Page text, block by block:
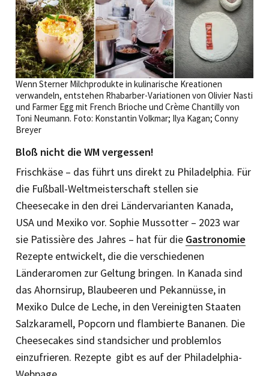
Wenn Sterner Milchprodukte in kulinarische Kreationen
verwandeln, entstehen Rhabarber-Variationen von Olivier Nasti
und Farmer Egg mit French Brioche und Crème Chantilly von
Toni Neumann. Foto: Konstantin Volkmar; Ilya Kagan; Conny
Breyer
Bloß nicht die WM vergessen!
Frischkäse – das führt uns direkt zu Philadelphia. Für
die Fußball-Weltmeisterschaft stellen sie
Cheesecake in den drei Ländervarianten Kanada,
USA und Mexiko vor. Sophie Mussotter – 2023 war
sie Patissière des Jahres – hat für die Gastronomie
Rezepte entwickelt, die die verschiedenen
Länderaromen zur Geltung bringen. In Kanada sind
das Ahornsirup, Blaubeeren und Pekannüsse, in
Mexiko Dulce de Leche, in den Vereinigten Staaten
Salzkaramell, Popcorn und flambierte Bananen. Die
Cheesecakes sind standsicher und problemlos
einzufrieren. Rezepte gibt es auf der Phi­la­del­phia-